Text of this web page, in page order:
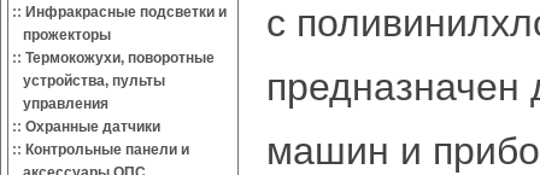
:: Инфракрасные подсветки и
прожекторы
:: Термокожухи, поворотные
устройства, пульты
управления
:: Охранные датчики
:: Контрольные панели и
с
предназначен
машин и